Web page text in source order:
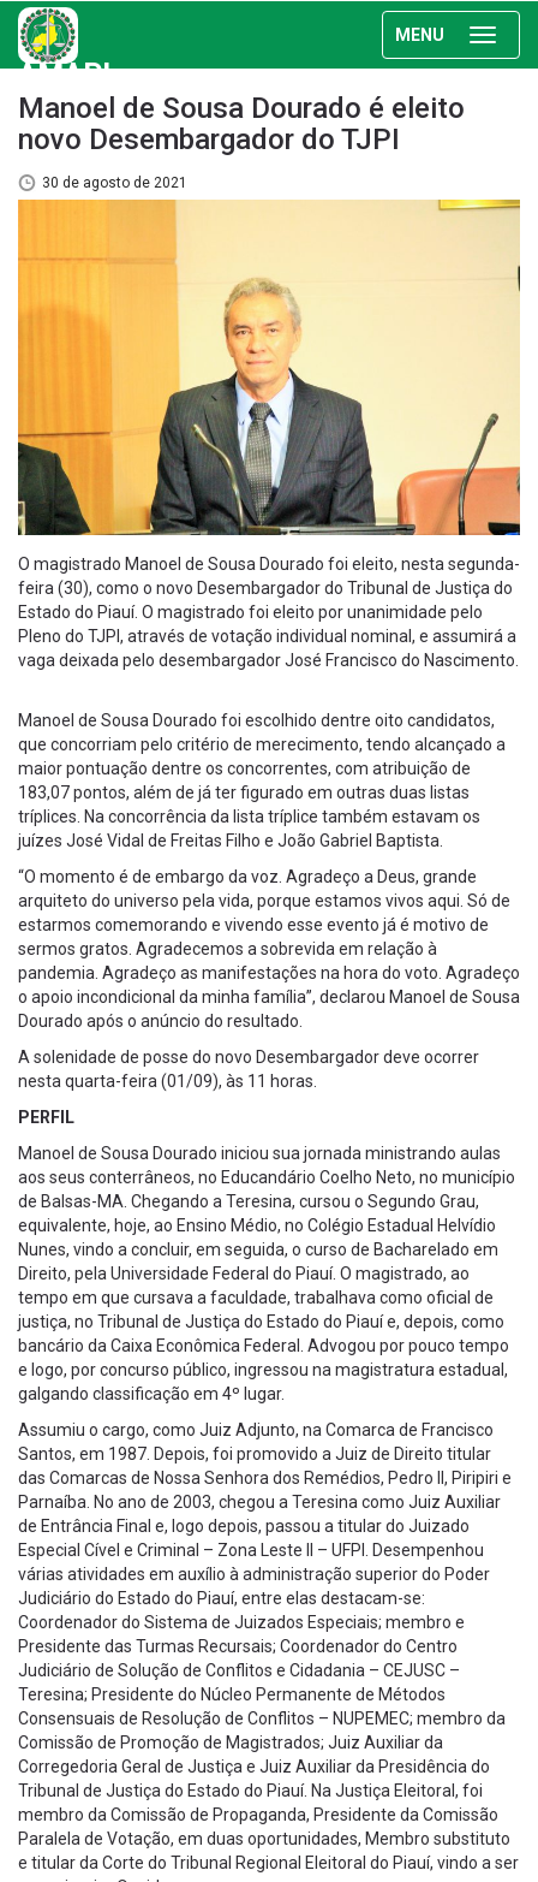
MENU
AMAPI
Manoel de Sousa Dourado é eleito
novo Desembargador do TJPI
30 de agosto de 2021
O magistrado Manoel de Sousa Dourado foi eleito, nesta segunda-
feira (30), como o novo Desembargador do Tribunal de Justiça do
Estado do Piauí. O magistrado foi eleito por unanimidade pelo
Pleno do TJPI, através de votação individual nominal, e assumirá a
vaga deixada pelo desembargador José Francisco do Nascimento.
Manoel de Sousa Dourado foi escolhido dentre oito candidatos,
que concorriam pelo critério de merecimento, tendo alcançado a
maior pontuação dentre os concorrentes, com atribuição de
183,07 pontos, além de já ter figurado em outras duas listas
tríplices. Na concorrência da lista tríplice também estavam os
juízes José Vidal de Freitas Filho e João Gabriel Baptista.
“O momento é de embargo da voz. Agradeço a Deus, grande
arquiteto do universo pela vida, porque estamos vivos aqui. Só de
estarmos comemorando e vivendo esse evento já é motivo de
sermos gratos. Agradecemos a sobrevida em relação à
pandemia. Agradeço as manifestações na hora do voto. Agradeço
o apoio incondicional da minha família”, declarou Manoel de Sousa
Dourado após o anúncio do resultado.
A solenidade de posse do novo Desembargador deve ocorrer
nesta quarta-feira (01/09), às 11 horas.
PERFIL
Manoel de Sousa Dourado iniciou sua jornada ministrando aulas
aos seus conterrâneos, no Educandário Coelho Neto, no município
de Balsas-MA. Chegando a Teresina, cursou o Segundo Grau,
equivalente, hoje, ao Ensino Médio, no Colégio Estadual Helvídio
Nunes, vindo a concluir, em seguida, o curso de Bacharelado em
Direito, pela Universidade Federal do Piauí. O magistrado, ao
tempo em que cursava a faculdade, trabalhava como oficial de
justiça, no Tribunal de Justiça do Estado do Piauí e, depois, como
bancário da Caixa Econômica Federal. Advogou por pouco tempo
e logo, por concurso público, ingressou na magistratura estadual,
galgando classificação em 4º lugar.
Assumiu o cargo, como Juiz Adjunto, na Comarca de Francisco
Santos, em 1987. Depois, foi promovido a Juiz de Direito titular
das Comarcas de Nossa Senhora dos Remédios, Pedro II, Piripiri e
Parnaíba. No ano de 2003, chegou a Teresina como Juiz Auxiliar
de Entrância Final e, logo depois, passou a titular do Juizado
Especial Cível e Criminal – Zona Leste II – UFPI. Desempenhou
várias atividades em auxílio à administração superior do Poder
Judiciário do Estado do Piauí, entre elas destacam-se:
Coordenador do Sistema de Juizados Especiais; membro e
Presidente das Turmas Recursais; Coordenador do Centro
Judiciário de Solução de Conflitos e Cidadania – CEJUSC –
Teresina; Presidente do Núcleo Permanente de Métodos
Consensuais de Resolução de Conflitos – NUPEMEC; membro da
Comissão de Promoção de Magistrados; Juiz Auxiliar da
Corregedoria Geral de Justiça e Juiz Auxiliar da Presidência do
Tribunal de Justiça do Estado do Piauí. Na Justiça Eleitoral, foi
membro da Comissão de Propaganda, Presidente da Comissão
Paralela de Votação, em duas oportunidades, Membro substituto
e titular da Corte do Tribunal Regional Eleitoral do Piauí, vindo a ser